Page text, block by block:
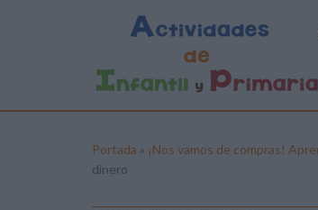
Portada » ¡Nos vamos de compras!
dinero